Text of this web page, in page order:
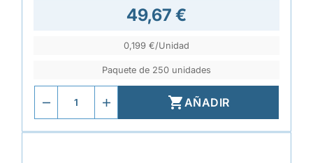
49,67 €
0,199 €/Unidad
Paquete de 250 unidades
AÑADIR